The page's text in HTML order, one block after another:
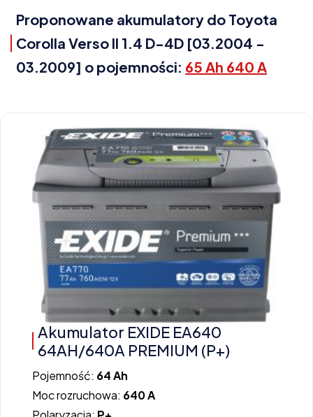
Proponowane akumulatory do Toyota
Corolla Verso II 1.4 D-4D [03.2004 -
03.2009] o pojemności: 65 Ah 640 A
Akumulator EXIDE EA640
64AH/640A PREMIUM (P+)
Pojemność: 64 Ah
Moc rozruchowa: 640 A